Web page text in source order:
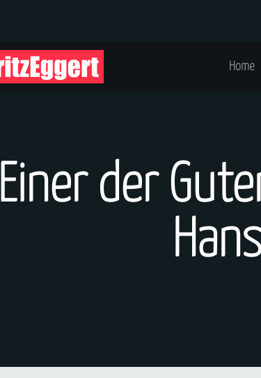
Home
Einer der